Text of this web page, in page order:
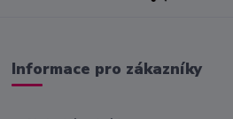
Informace pro zákazníky